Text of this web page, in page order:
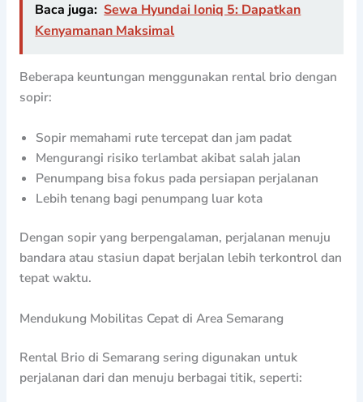
Baca juga: Sewa Hyundai Ioniq 5: Dapatkan
Kenyamanan Maksimal
Beberapa keuntungan menggunakan rental brio dengan
sopir:
Sopir memahami rute tercepat dan jam padat
Mengurangi risiko terlambat akibat salah jalan
Penumpang bisa fokus pada persiapan perjalanan
Lebih tenang bagi penumpang luar kota
Dengan sopir yang berpengalaman, perjalanan menuju
bandara atau stasiun dapat berjalan lebih terkontrol dan
tepat waktu.
Mendukung Mobilitas Cepat di Area Semarang
Rental Brio di Semarang sering digunakan untuk
perjalanan dari dan menuju berbagai titik, seperti: